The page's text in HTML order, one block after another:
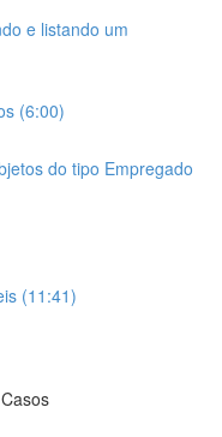
e listando um
(6:00)
do tipo Empregado
(11:41)